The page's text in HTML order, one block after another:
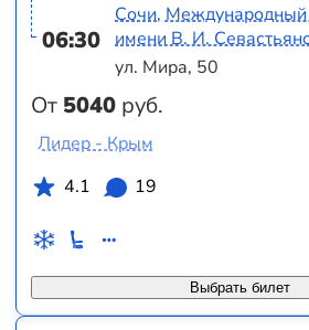
06:30
От 5040 руб.
Сочи, Международный
имени В. И.
ул. Мира, 50
Выбрать билет
Лидер - Крым
4.1
19